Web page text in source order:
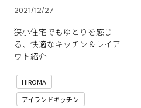
2021/12/27
狭小住宅でもゆとりを感じ
る、快適なキッチン＆レイア
ウト紹介
HIROMA
アイランドキッチン